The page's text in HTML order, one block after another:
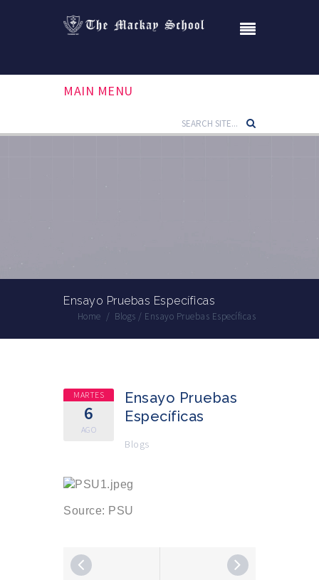
MAIN MENU
Ensayo Pruebas Específicas
Home / Blogs / Ensayo Pruebas Específicas
MARTES
6
AGO
Ensayo Pruebas
Específicas
Blogs
Source: PSU